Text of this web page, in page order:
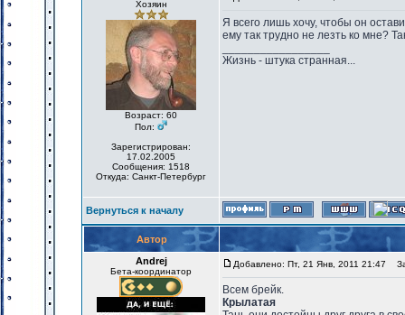
Хозяин
Возраст: 60
Пол:
Зарегистрирован:
17.02.2005
Сообщения: 1518
Откуда: Санкт-Петербург
Я всего лишь хочу, чтобы он
ему так трудно не лезть ко мне?
Жизнь - штука странная...
Вернуться к началу
Автор
Andrej
Бета-координатор
Добавлено: Пт, 21 Янв, 2011 21:47
Всем брейк.
Крылатая